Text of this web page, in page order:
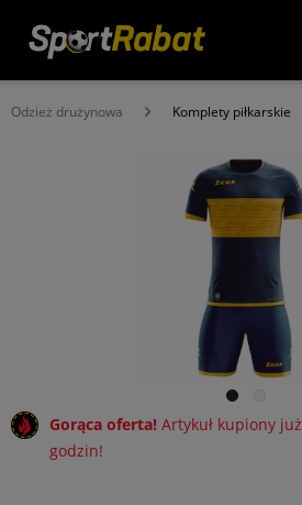
Odzież drużynowa Komplety piłkarskie
Gorąca oferta! Artykuł kupiony już
godzin!